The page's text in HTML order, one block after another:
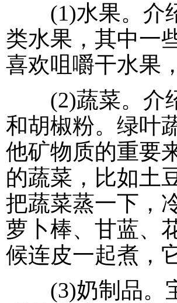
(1)水果。介绍
类水果，其中一
喜欢咀嚼干水果
(2)蔬菜。介绍
和胡椒粉。绿叶
他矿物质的重要
的蔬菜，比如土
把蔬菜蒸一下，
萝卜棒、甘蓝、
候连皮一起煮，
(3)奶制品。宝